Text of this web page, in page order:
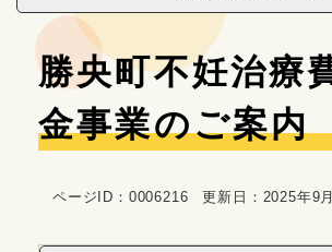
本
文
勝央町不妊治療
金事業のご案内
ページID：0006216 更新日：2025年9